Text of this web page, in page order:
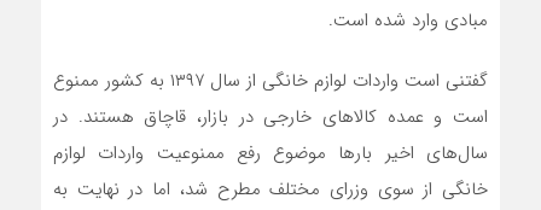
مبادی وارد شده است.
گفتنی است واردات لوازم خانگی از سال ۱۳۹۷ به کشور ممنوع
است و عمده کالا‌های خارجی در بازار، قاچاق هستند. در
سال‌های اخیر بار‌ها موضوع رفع ممنوعیت واردات لوازم
خانگی از سوی وزرای مختلف مطرح شد، اما در نهایت به